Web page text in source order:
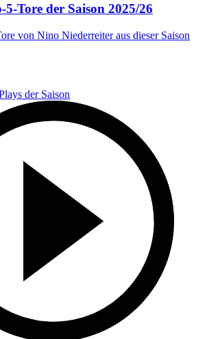
5-Tore der Saison 2025/26
von Nino Niederreiter aus dieser Saison